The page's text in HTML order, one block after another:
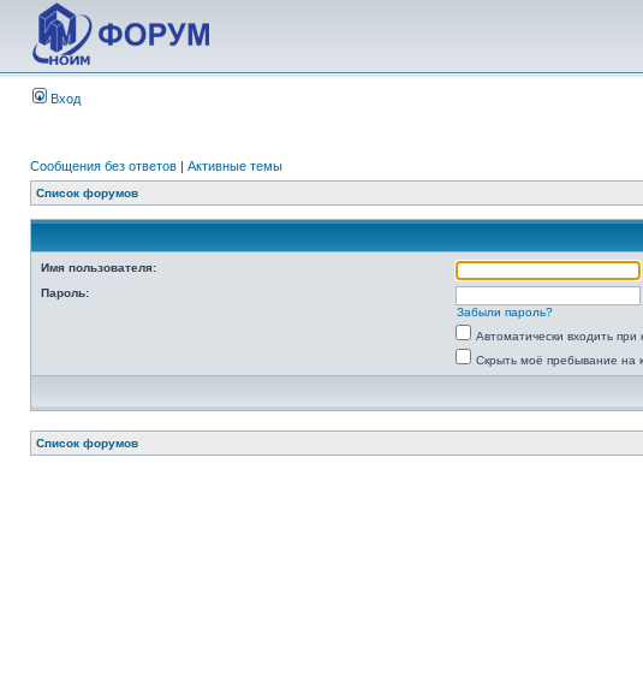
Вход
Сообщения без ответов | Активные темы
Список форумов
Имя пользователя:
Пароль:
Забыли пароль?
Автоматически входить
Скрыть моё пребывание на
Список форумов